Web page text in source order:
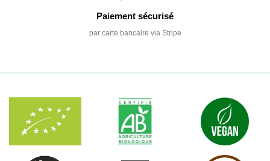
Paiement sécurisé
par carte bancaire via Stripe